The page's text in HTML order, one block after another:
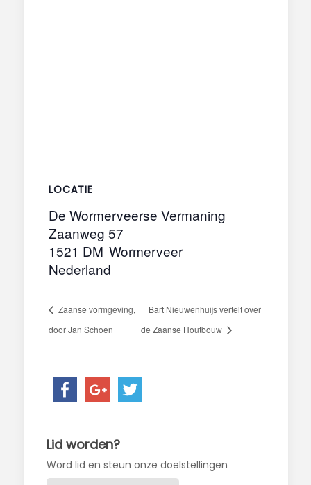
LOCATIE
De Wormerveerse Vermaning
Zaanweg 57
Wormerveer
1521 DM
Nederland
Zaanse vormgeving,
door Jan Schoen
Bart Nieuwenhuijs vertelt over
de Zaanse Houtbouw
Lid worden?
Word lid en steun onze doelstellingen